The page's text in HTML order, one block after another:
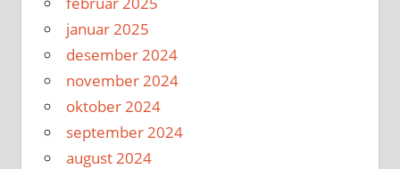
januar 2025
desember 2024
november 2024
oktober 2024
september 2024
august 2024